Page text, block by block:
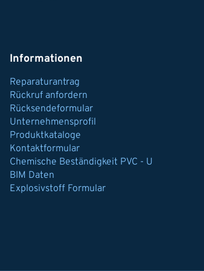
Informationen
Reparaturantrag
Rückruf anfordern
Rücksendeformular
Unternehmensprofil
Produktkataloge
Kontaktformular
Chemische Beständigkeit PVC - U
BIM Daten
Explosivstoff Formular